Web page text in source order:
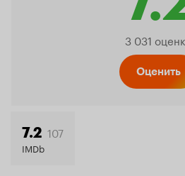
3 031
Оценить
7.2 107
IMDb